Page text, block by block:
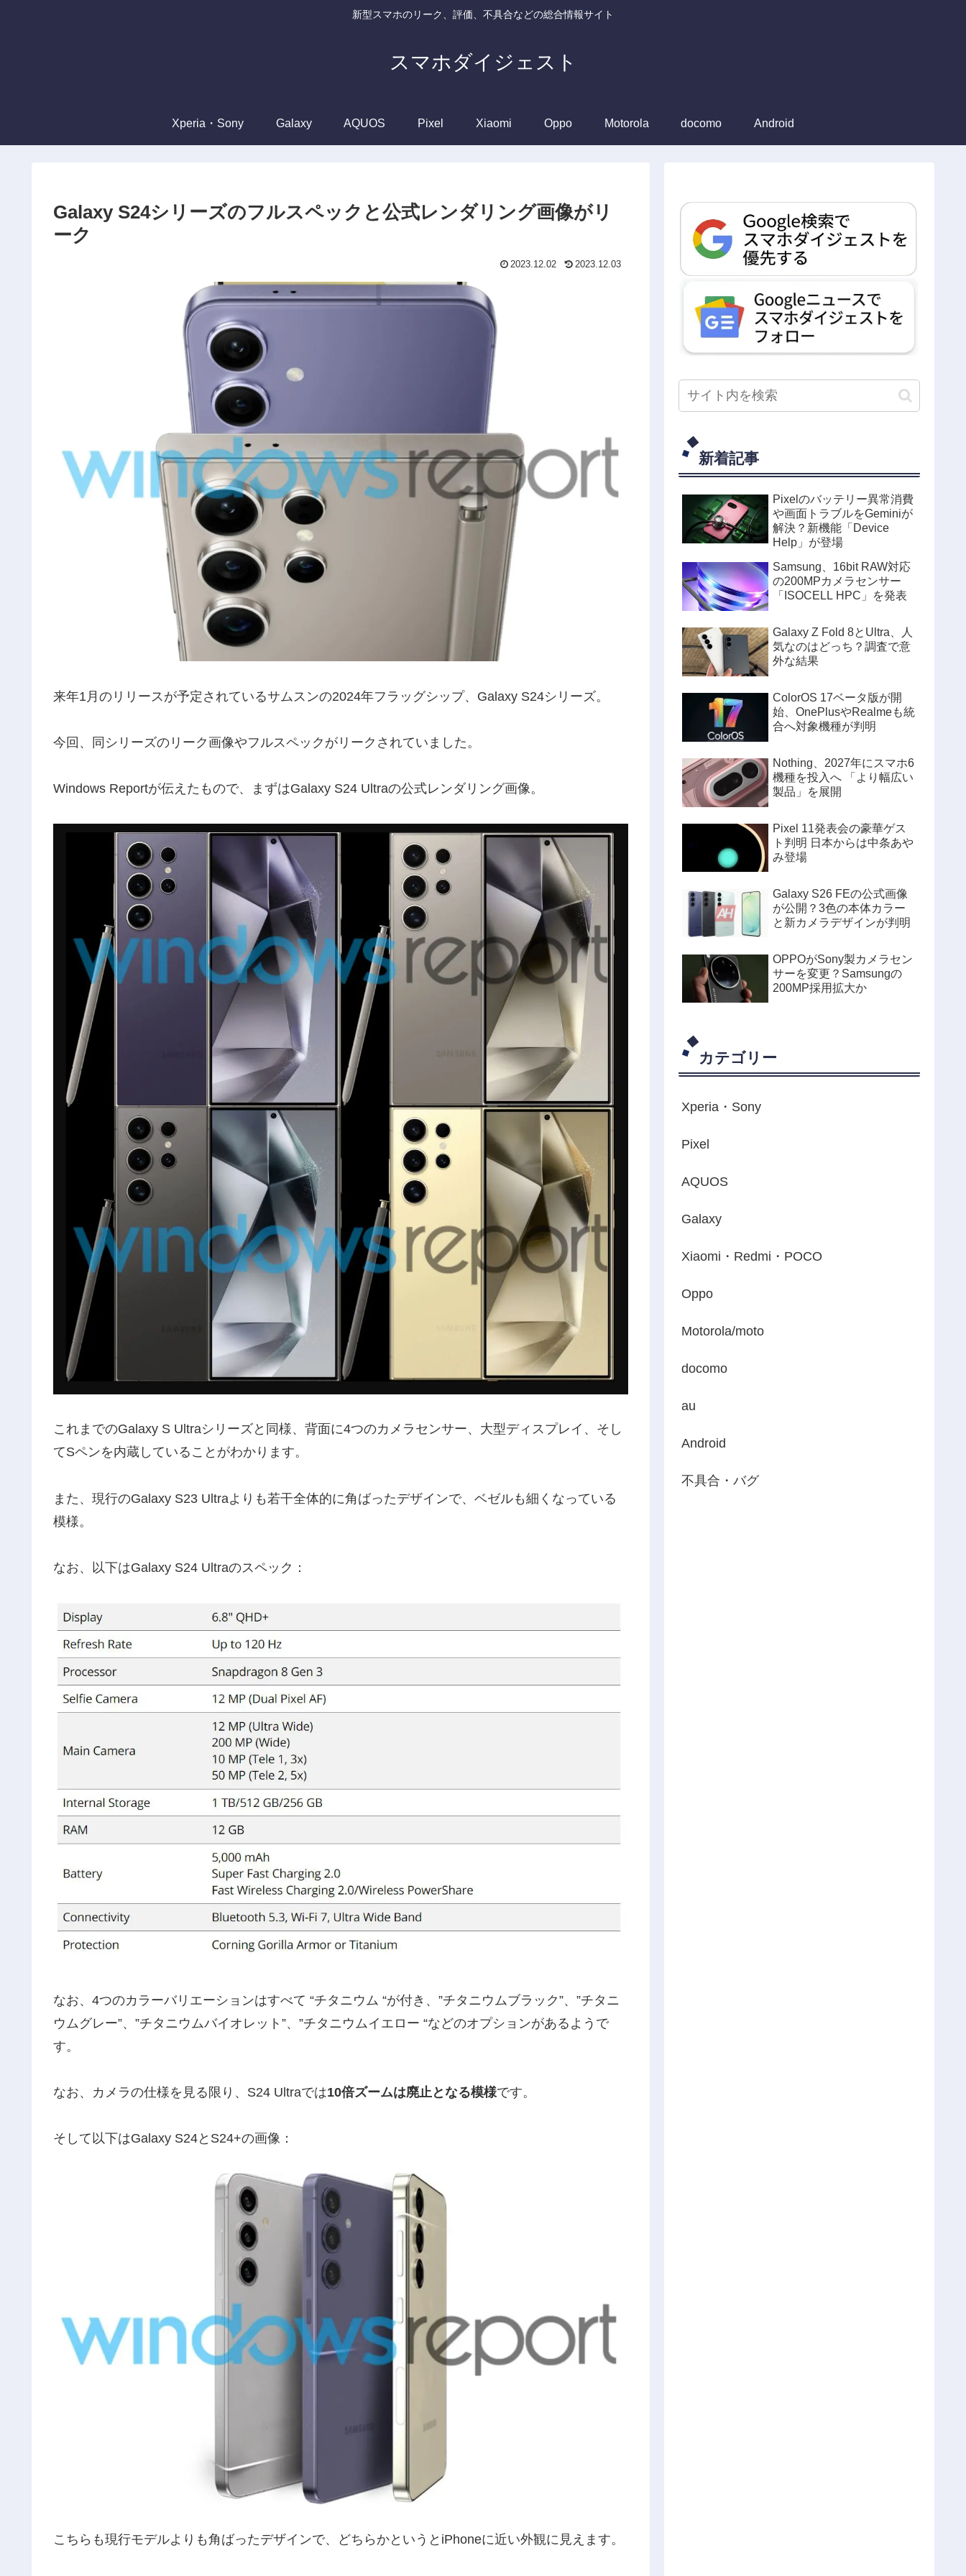
新型スマホのリーク、評価、不具合などの総合情報サイト
スマホダイジェスト
Xperia・Sony Galaxy AQUOS Pixel Xiaomi Oppo Motorola docomo Android
Galaxy S24シリーズのフルスペックと公式レンダリング画像がリ
ーク
2023.12.02 2023.12.03
来年1月のリリースが予定されているサムスンの2024年フラッグシップ、Galaxy S24シリーズ。
今回、同シリーズのリーク画像やフルスペックがリークされていました。
Windows Reportが伝えたもので、まずはGalaxy S24 Ultraの公式レンダリング画像。
これまでのGalaxy S Ultraシリーズと同様、背面に4つのカメラセンサー、大型ディスプレイ、そし
てSペンを内蔵していることがわかります。
また、現行のGalaxy S23 Ultraよりも若干全体的に角ばったデザインで、ベゼルも細くなっている
模様。
なお、以下はGalaxy S24 Ultraのスペック：
なお、4つのカラーバリエーションはすべて “チタニウム “が付き、”チタニウムブラック”、”チタニ
ウムグレー”、”チタニウムバイオレット”、”チタニウムイエロー “などのオプションがあるようで
す。
なお、カメラの仕様を見る限り、S24 Ultraでは10倍ズームは廃止となる模様です。
そして以下はGalaxy S24とS24+の画像：
こちらも現行モデルよりも角ばったデザインで、どちらかというとiPhoneに近い外観に見えます。
新着記事
Pixelのバッテリー異常消費
や画面トラブルをGeminiが
解決？新機能「Device
Help」が登場
Samsung、16bit RAW対応
の200MPカメラセンサー
「ISOCELL HPC」を発表
Galaxy Z Fold 8とUltra、人
気なのはどっち？調査で意
外な結果
ColorOS 17ベータ版が開
始、OnePlusやRealmeも統
合へ対象機種が判明
Nothing、2027年にスマホ6
機種を投入へ 「より幅広い
製品」を展開
Pixel 11発表会の豪華ゲス
ト判明 日本からは中条あや
み登場
Galaxy S26 FEの公式画像
が公開？3色の本体カラー
と新カメラデザインが判明
OPPOがSony製カメラセン
サーを変更？Samsungの
200MP採用拡大か
カテゴリー
Xperia・Sony
Pixel
AQUOS
Galaxy
Xiaomi・Redmi・POCO
Oppo
Motorola/moto
docomo
au
Android
不具合・バグ